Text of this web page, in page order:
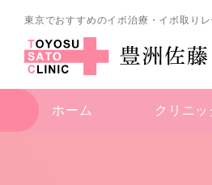
東京でおすすめのイボ治療・イボ取りレ
ホーム クリニッ